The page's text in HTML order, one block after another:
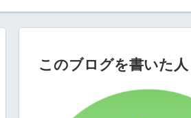
このブログを書いた人